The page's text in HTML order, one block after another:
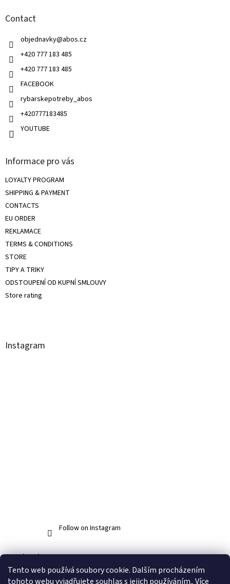
Tento web používá soubory cookie. Dalším procházením
tohoto webu vyjadřujete souhlas s jejich používáním.. Více
Contact
objednavky@abos.cz
+420 777 183 485
+420 777 183 485
FACEBOOK
rybarskepotreby_abos
+420777183485
YOUTUBE
Informace pro vás
LOYALTY PROGRAM
SHIPPING & PAYMENT
CONTACTS
EU ORDER
REKLAMACE
TERMS & CONDITIONS
STORE
TIPY A TRIKY
ODSTOUPENÍ OD KUPNÍ SMLOUVY
Store rating
Instagram
Follow on Instagram
Facebook